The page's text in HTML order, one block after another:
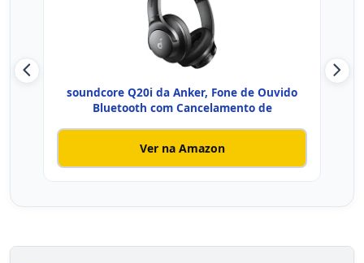
soundcore Q20i da Anker, Fone de Ouvido
Bluetooth com Cancelamento de
Ver na Amazon